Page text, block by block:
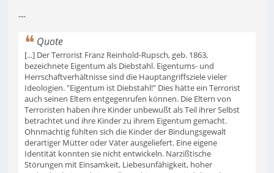
---
Quote
[...] Der Terrorist Franz Reinhold-Rupsch, geb. 1863,
bezeichnete Eigentum als Diebstahl. Eigentums- und
Herrschaftverhältnisse sind die Hauptangriffsziele vieler
Ideologien. "Eigentum ist Diebstahl!" Dies hätte ein Terrorist
auch seinen Eltern entgegenrufen können. Die Eltern von
Terroristen haben ihre Kinder unbewußt als Teil ihrer Selbst
betrachtet und ihre Kinder zu ihrem Eigentum gemacht.
Ohnmächtig fühlten sich die Kinder der Bindungsgewalt
derartiger Mütter oder Väter ausgeliefert. Eine eigene
Identität konnten sie nicht entwickeln. Narzißtische
Störungen mit Einsamkeit, Liebesunfähigkeit, hoher